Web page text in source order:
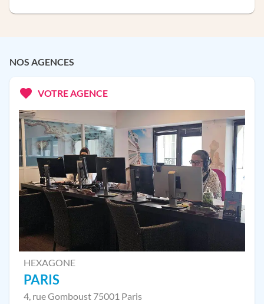
NOS AGENCES
VOTRE AGENCE
HEXAGONE
PARIS
4, rue Gomboust 75001 Paris